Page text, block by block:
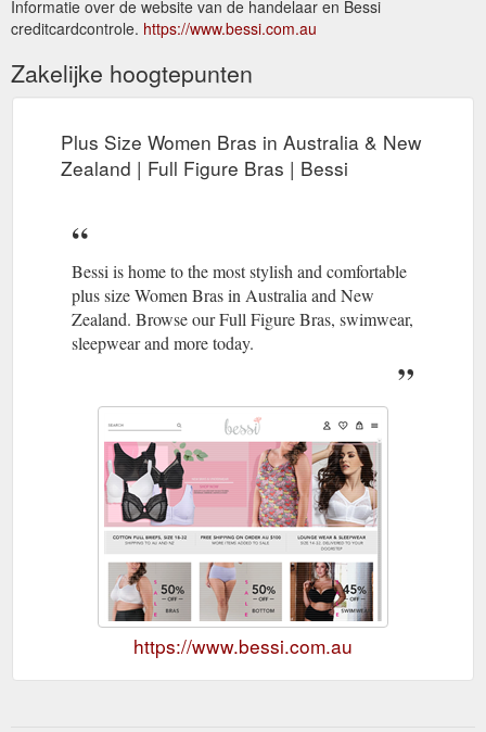
Informatie over de website van de handelaar en Bessi
creditcardcontrole. https://www.bessi.com.au
Zakelijke hoogtepunten
Plus Size Women Bras in Australia & New
Zealand | Full Figure Bras | Bessi
Bessi is home to the most stylish and comfortable
plus size Women Bras in Australia and New
Zealand. Browse our Full Figure Bras, swimwear,
sleepwear and more today.
https://www.bessi.com.au